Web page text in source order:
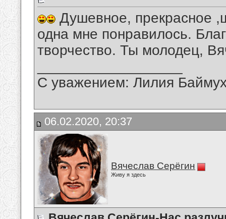
Душевное, прекрасное
одна мне понравилось.
творчество. Ты молодец,
С уважением: Лилия
06.02.2020, 20:37
Вячеслав Серёгин
Живу я здесь